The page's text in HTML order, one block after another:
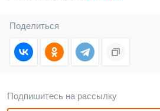
Поделиться
Подпишитесь на рассылку